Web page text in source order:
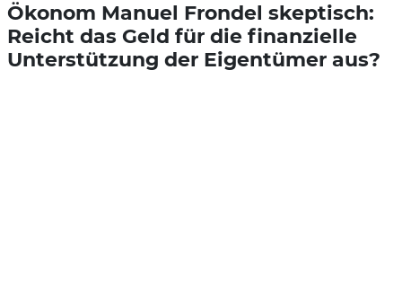
Ökonom Manuel Frondel skeptisch:
Reicht das Geld für die finanzielle
Unterstützung der Eigentümer aus?